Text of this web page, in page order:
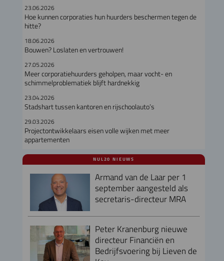
23.06.2026
Hoe kunnen corporaties hun huurders beschermen tegen de
hitte?
18.06.2026
Bouwen? Loslaten en vertrouwen!
27.05.2026
Meer corporatiehuurders geholpen, maar vocht- en
schimmelproblematiek blijft hardnekkig
23.04.2026
Stadshart tussen kantoren en rijschoolauto’s
29.03.2026
Projectontwikkelaars eisen volle wijken met meer
appartementen
NUL20 NIEUWS
Armand van de Laar per 1
september aangesteld als
secretaris-directeur MRA
Peter Kranenburg nieuwe
directeur Financiën en
Bedrijfsvoering bij Lieven de